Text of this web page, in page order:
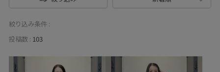
絞り込み条件 :
投稿数 : 103